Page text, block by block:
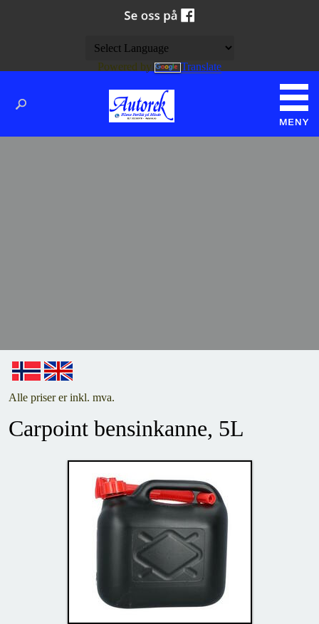
Alle priser er inkl. mva.
Carpoint bensinkanne, 5L
Powered by Translate